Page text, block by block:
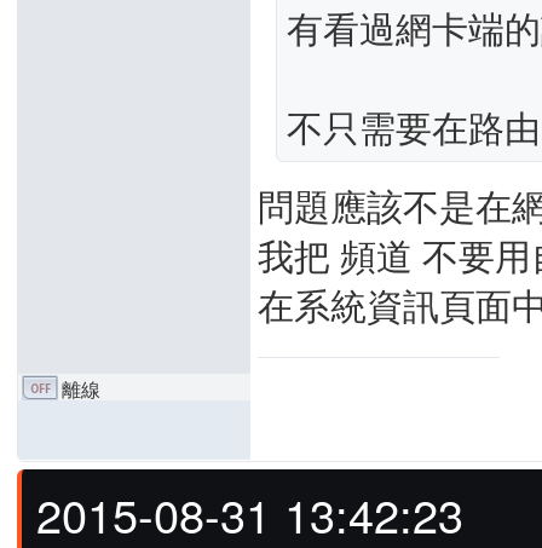
有看過網卡端
不只需要在路
問題應該不是在
我把 頻道 不要
在系統資訊頁面
離線
2015-08-31 13:42:23